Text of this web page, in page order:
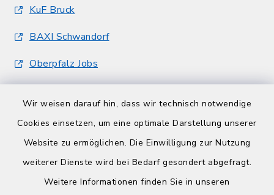
Wir weisen darauf hin, dass wir technisch notwendige
Cookies einsetzen, um eine optimale Darstellung unserer
Website zu ermöglichen. Die Einwilligung zur Nutzung
weiterer Dienste wird bei Bedarf gesondert abgefragt.
Weitere Informationen finden Sie in unseren
KuF Bruck
BAXI Schwandorf
Oberpfalz Jobs
Barrierefreiheit